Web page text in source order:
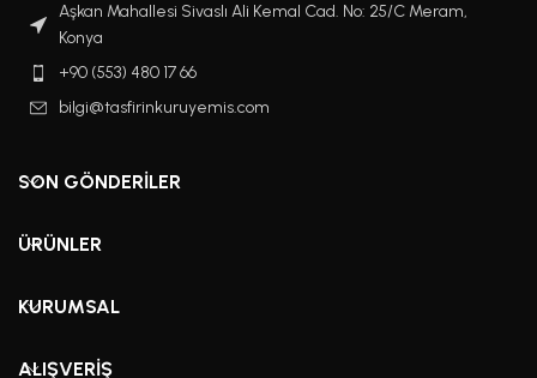
Aşkan Mahallesi Sivaslı Ali Kemal Cad. No: 25/C Meram,
Konya
+90 (553) 480 17 66
bilgi@tasfirinkuruyemis.com
SON GÖNDERILER
ÜRÜNLER
KURUMSAL
ALIŞVERIŞ